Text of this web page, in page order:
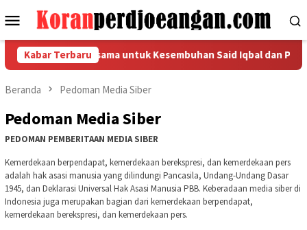
ke
Menu
Mobile
Kabar Terbaru
Doa Bersama untuk Kesembuhan Said Iqbal dan Para
Beranda Pedoman Media Siber
Pedoman Media Siber
PEDOMAN PEMBERITAAN MEDIA SIBER
Kemerdekaan berpendapat, kemerdekaan berekspresi, dan kemerdekaan pers
adalah hak asasi manusia yang dilindungi Pancasila, Undang-Undang Dasar
1945, dan Deklarasi Universal Hak Asasi Manusia PBB. Keberadaan media siber di
Indonesia juga merupakan bagian dari kemerdekaan berpendapat,
kemerdekaan berekspresi, dan kemerdekaan pers.